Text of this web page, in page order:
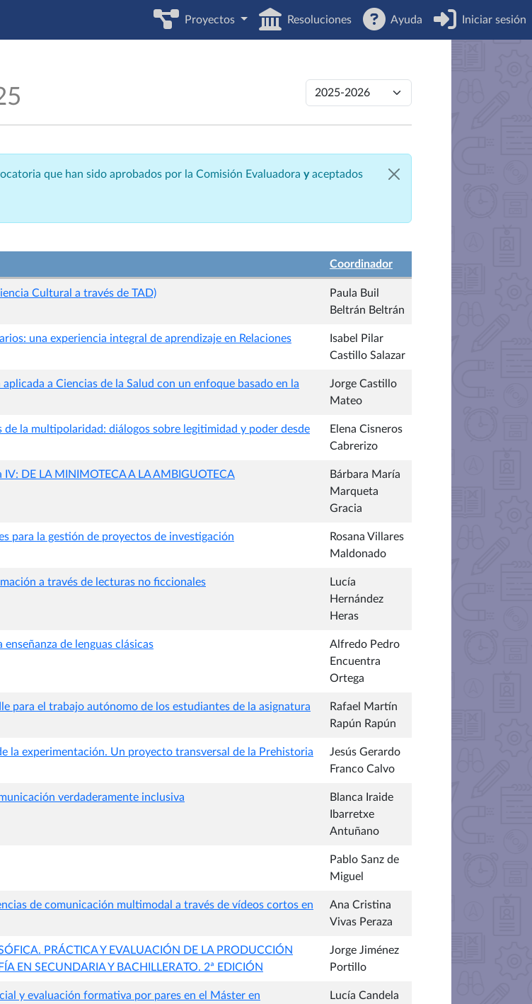
Proyectos Resoluciones Ayuda Iniciar sesión
que han sido aprobados por la Comisión Evaluadora yaceptados
Coordinador
Cultural a través de TAD)
Paula Buil
Beltrán Beltrán
una experiencia integral de aprendizaje en Relaciones
Isabel Pilar
Castillo Salazar
a Ciencias de la Salud con un enfoque basado en la
Jorge Castillo
Mateo
la multipolaridad: diálogos sobre legitimidad y poder desde
Elena Cisneros
Cabrerizo
DE LA MINIMOTECA A LA AMBIGUOTECA
Bárbara María
Marqueta
Gracia
para la gestión de proyectos de investigación
Rosana Villares
Maldonado
a través de lecturas no ficcionales
Lucía
Hernández
Heras
de lenguas clásicas
Alfredo Pedro
Encuentra
Ortega
para el trabajo autónomo de los estudiantes de la asignatura
Rafael Martín
Rapún Rapún
la experimentación. Un proyecto transversal de la Prehistoria
Jesús Gerardo
Franco Calvo
verdaderamente inclusiva
Blanca Iraide
Ibarretxe
Antuñano
Pablo Sanz de
Miguel
de comunicación multimodal a través de vídeos cortos en
Ana Cristina
Vivas Peraza
PRÁCTICA Y EVALUACIÓN DE LA PRODUCCIÓN
EN SECUNDARIA Y BACHILLERATO. 2ª EDICIÓN
Jorge Jiménez
Portillo
y evaluación formativa por pares en el Máster en
Lucía Candela